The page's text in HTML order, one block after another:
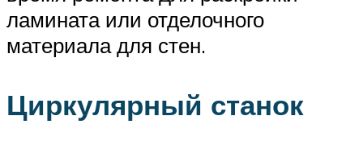
ламината или отделочного
материала для стен.
Циркулярный станок